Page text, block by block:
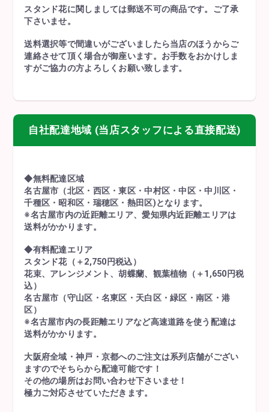
スタンド花に関しましては郵送不可の商品です。ご了承
下さいませ。
送料選択等で間違いがございましたら当店のほうからご
連絡させて頂く場合が御座います。お手数をおかけしま
すがご協力の方よろしくお願い致します。
自社配達地域 (当店スタッフによる直接配送)
◆無料配達区域
名古屋市（北区・西区・東区・中村区・中区・中川区・
千種区・昭和区・瑞穂区・熱田区)となります。
※名古屋市内の近距離エリア、愛知県内近距離エリアは
送料がかかります。
◆有料配達エリア
スタンド花（＋2,750円税込）
花束、アレンジメント、胡蝶蘭、観葉植物（＋1,650円税
込）
名古屋市（守山区・名東区・天白区・緑区・南区・港
区）
※名古屋市内の長距離エリアなど高速道路を使う配達は
送料がかかります。
大阪府全域・神戸・京都へのご注文は系列店舗がござい
ますのでそちらから配達可能です！
その他の場所はお問い合わせ下さいませ！
極力ご対応させていただきます。